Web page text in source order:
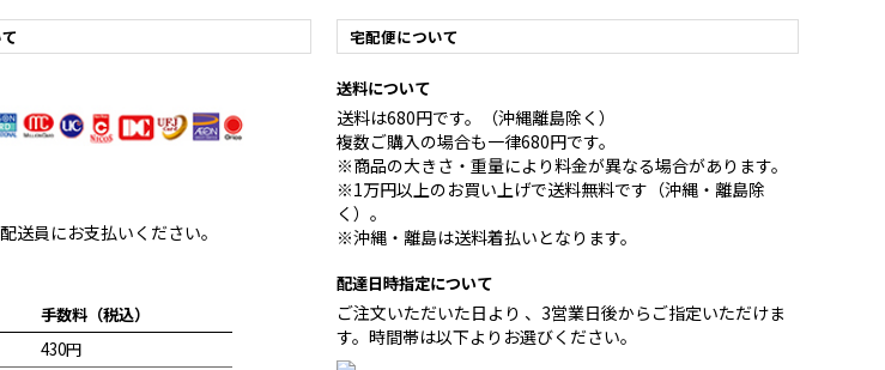
送員にお支払いください。
手数料（税込）
430円
宅配便について
送料について
送料は680円です。（沖縄離島除く）
複数ご購入の場合も一律680円です。
※商品の大きさ・重量により料金が異なる場合があります。
※1万円以上のお買い上げで送料無料です（沖縄・離島除
く）。
※沖縄・離島は送料着払いとなります。
配達日時指定について
ご注文いただいた日より 、3営業日後からご指定いただけま
す。時間帯は以下よりお選びください。